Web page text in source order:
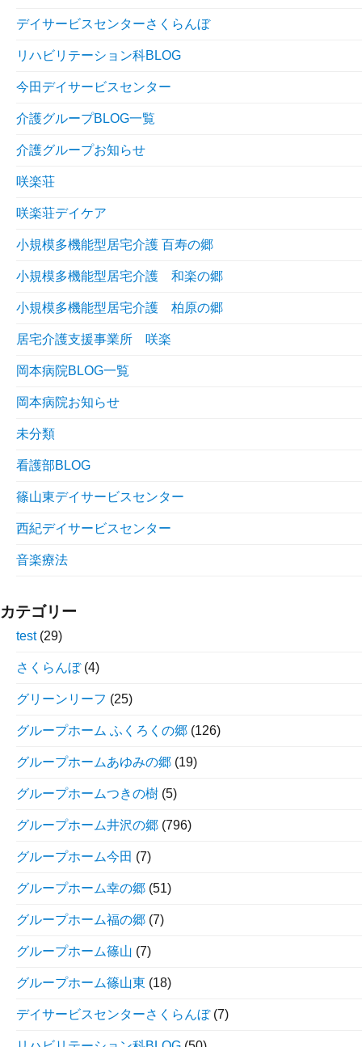
デイサービスセンターさくらんぼ
リハビリテーション科BLOG
今田デイサービスセンター
介護グループBLOG一覧
介護グループお知らせ
咲楽荘
咲楽荘デイケア
小規模多機能型居宅介護 百寿の郷
小規模多機能型居宅介護 和楽の郷
小規模多機能型居宅介護 柏原の郷
居宅介護支援事業所 咲楽
岡本病院BLOG一覧
岡本病院お知らせ
未分類
看護部BLOG
篠山東デイサービスセンター
西紀デイサービスセンター
音楽療法
カテゴリー
test(29)
さくらんぼ(4)
グリーンリーフ (25)
グループホーム ふくろくの郷 (126)
グループホームあゆみの郷 (19)
グループホームつきの樹 (5)
グループホーム井沢の郷 (796)
グループホーム今田 (7)
グループホーム幸の郷 (51)
グループホーム福の郷 (7)
グループホーム篠山 (7)
グループホーム篠山東 (18)
デイサービスセンターさくらんぼ(7)